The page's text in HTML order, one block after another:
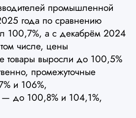
промышленной
года по сравнению
100,7%, а с декабрём 2024
числе, цены
товары выросли до 100,5%
промежуточные
и 106%,
— до 100,8% и 104,1%,